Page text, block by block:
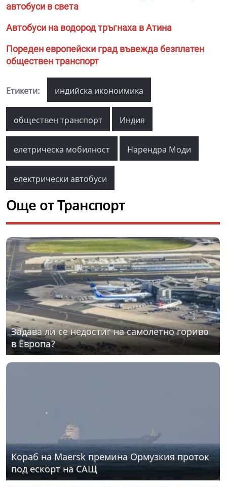
автобуси в света
Автобуси на водород тръгнаха в Атина
Пореден европейски град въвежда безплатен
обществен транспорт
Етикети: индийска иконоимика
обществен транспорт Индия
елетрическа мобилност Нарендра Моди
електрически автобуси
Още от Транспорт
Задава ли се недостиг на самолетно гориво
в Европа?
Кораб на Maersk премина Ормузкия проток
под ескорт на САЩ